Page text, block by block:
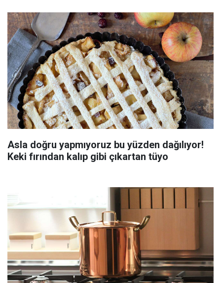
Asla doğru yapmıyoruz bu yüzden dağılıyor!
Keki fırından kalıp gibi çıkartan tüyo